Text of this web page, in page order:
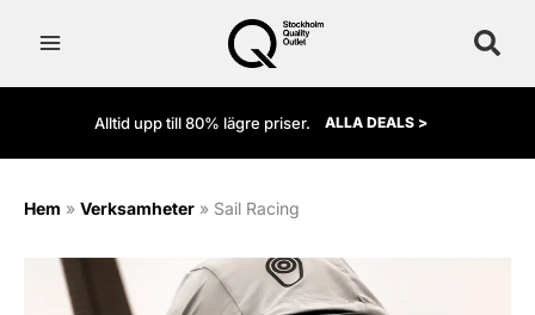
Alltid upp till 80% lägre priser. ALLA DEALS >
Hem » Verksamheter » Sail Racing